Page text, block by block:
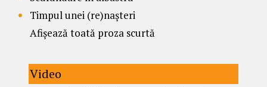
Timpul unei (re)nașteri
Afișează toată proza scurtă
Video